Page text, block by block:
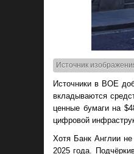
Источник
Источники в BOE
вкладываются
ценные бумаги на
цифровой
Хотя Банк Англии
2025 года.